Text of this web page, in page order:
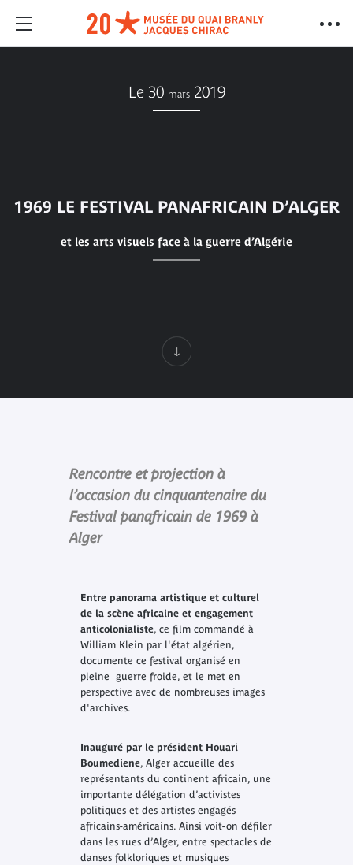
Le 30 mars 2019
1969 LE FESTIVAL PANAFRICAIN D’ALGER
et les arts visuels face à la guerre d’Algérie
Rencontre et projection à
l’occasion du cinquantenaire du
Festival panafricain de 1969 à
Alger
Entre panorama artistique et culturel
de la scène africaine et engagement
anticolonialiste, ce film commandé à
William Klein par l'état algérien,
documente ce festival organisé en
pleine guerre froide, et le met en
perspective avec de nombreuses images
d'archives.
Inauguré par le président Houari
Boumediene, Alger accueille des
représentants du continent africain, une
importante délégation d’activistes
politiques et des artistes engagés
africains-américains. Ainsi voit-on défiler
dans les rues d’Alger, entre spectacles de
danses folkloriques et musiques